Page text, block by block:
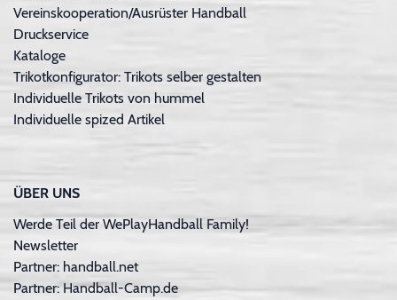
Vereinskooperation/Ausrüster Handball
Druckservice
Kataloge
Trikotkonfigurator: Trikots selber gestalten
Individuelle Trikots von hummel
Individuelle spized Artikel
ÜBER UNS
Werde Teil der WePlayHandball Family!
Newsletter
Partner: handball.net
Partner: Handball-Camp.de